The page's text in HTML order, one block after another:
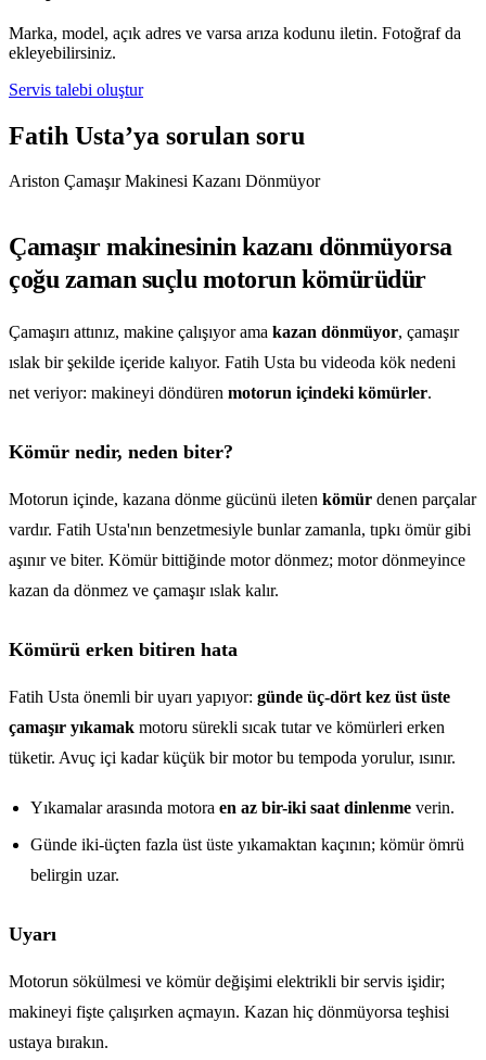
Marka, model, açık adres ve varsa arıza kodunu iletin. Fotoğraf da
ekleyebilirsiniz.
Servis talebi oluştur
Fatih Usta’ya sorulan soru
Ariston Çamaşır Makinesi Kazanı Dönmüyor
Çamaşır makinesinin kazanı dönmüyorsa
çoğu zaman suçlu motorun kömürüdür
Çamaşırı attınız, makine çalışıyor ama kazan dönmüyor, çamaşır
ıslak bir şekilde içeride kalıyor. Fatih Usta bu videoda kök nedeni
net veriyor: makineyi döndüren motorun içindeki kömürler.
Kömür nedir, neden biter?
Motorun içinde, kazana dönme gücünü ileten kömür denen parçalar
vardır. Fatih Usta'nın benzetmesiyle bunlar zamanla, tıpkı ömür gibi
aşınır ve biter. Kömür bittiğinde motor dönmez; motor dönmeyince
kazan da dönmez ve çamaşır ıslak kalır.
Kömürü erken bitiren hata
Fatih Usta önemli bir uyarı yapıyor: günde üç-dört kez üst üste
çamaşır yıkamak motoru sürekli sıcak tutar ve kömürleri erken
tüketir. Avuç içi kadar küçük bir motor bu tempoda yorulur, ısınır.
Yıkamalar arasında motora en az bir-iki saat dinlenme verin.
Günde iki-üçten fazla üst üste yıkamaktan kaçının; kömür ömrü
belirgin uzar.
Uyarı
Motorun sökülmesi ve kömür değişimi elektrikli bir servis işidir;
makineyi fişte çalışırken açmayın. Kazan hiç dönmüyorsa teşhisi
ustaya bırakın.